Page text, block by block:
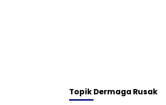
TopikDermaga Rusak